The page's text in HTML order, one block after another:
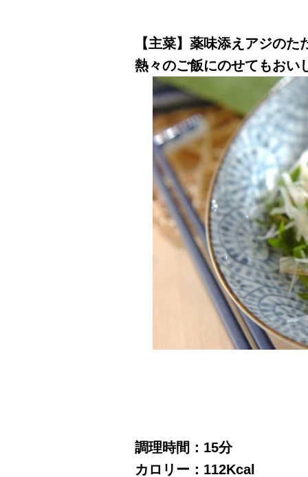
【主菜】薬味添えアジのた
熱々のご飯にのせてもお
調理時間：15分
カロリー：112Kcal